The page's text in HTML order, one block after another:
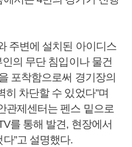
주변에 설치된 아이디스
의 무단 침입이나 물건
포착함으로써 경기장의
차단할 수 있었다”며
관제센터는 펜스 밑으로
를 통해 발견, 현장에서
”고 설명했다.